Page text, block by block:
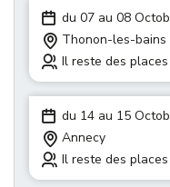
du 07 au 08
Thonon-les-bains
Il reste des places
du 14 au 15
Annecy
Il reste des places